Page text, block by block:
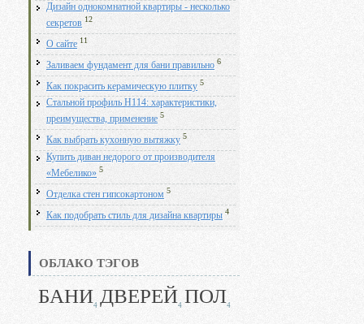
Дизайн однокомнатной квартиры - несколько
секретов 12
О сайте 11
Заливаем фундамент для бани правильно 6
Как покрасить керамическую плитку 5
Стальной профиль Н114: характеристики,
преимущества, применение 5
Как выбрать кухонную вытяжку 5
Купить диван недорого от производителя
«Мебелико» 5
Отделка стен гипсокартоном 5
Как подобрать стиль для дизайна квартиры 4
ОБЛАКО ТЭГОВ
БАНИ4 ДВЕРЕЙ4 ПОЛ4